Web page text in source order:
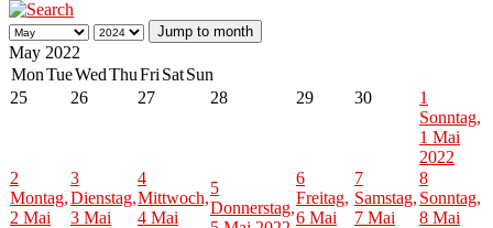
Jump to month
May 2022
MonTueWedThuFri SatSun
25
26 27 28 29 30
1
Sonntag,
1 Mai
2022
2
Montag,
2 Mai
3
Dienstag,
3 Mai
4
Mittwoch,
4 Mai
5
Donnerstag,
6
Freitag,
6 Mai
7
Samstag,
7 Mai
8
Sonntag,
8 Mai